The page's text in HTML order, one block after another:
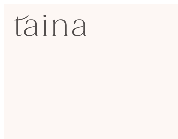
suoraan
SisustusTaina